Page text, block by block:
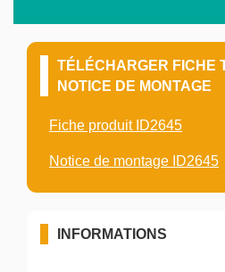
TÉLÉCHARGER FICHE
NOTICE DE MONTAGE
Fiche produit ID2645
Notice de montage ID2645
INFORMATIONS